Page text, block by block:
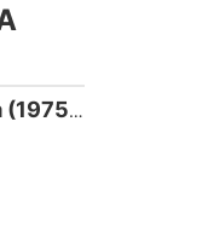
Braun, Christina (1975-)